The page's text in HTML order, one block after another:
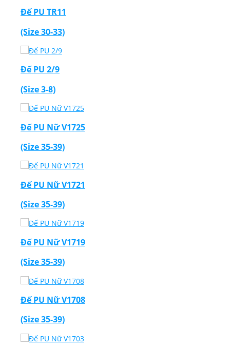
Đế PU TR11
(Size 30-33)
Đế PU 2/9
(Size 3-8)
Đế PU Nữ V1725
(Size 35-39)
Đế PU Nữ V1721
(Size 35-39)
Đế PU Nữ V1719
(Size 35-39)
Đế PU Nữ V1708
(Size 35-39)